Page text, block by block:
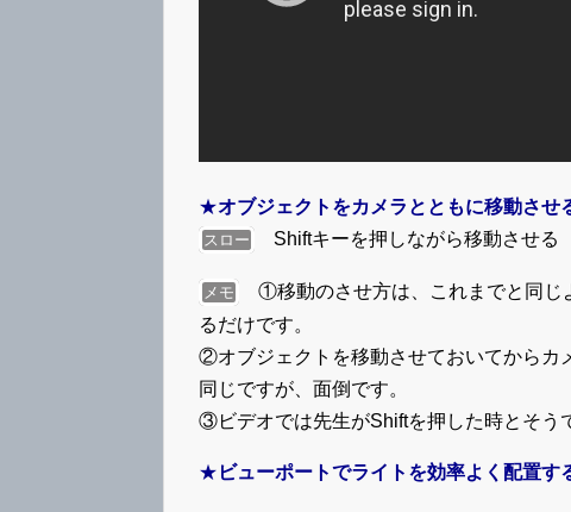
★オブジェクトをカメラとともに移動させ
スロー Shiftキーを押しながら移動させる
メモ
①移動のさせ方は、これまでと同じ
るだけです。
②オブジェクトを移動させておいてからカ
同じですが、面倒です。
③ビデオでは先生がShiftを押した時とそう
★ ビューポートでライトを効率よく配置す